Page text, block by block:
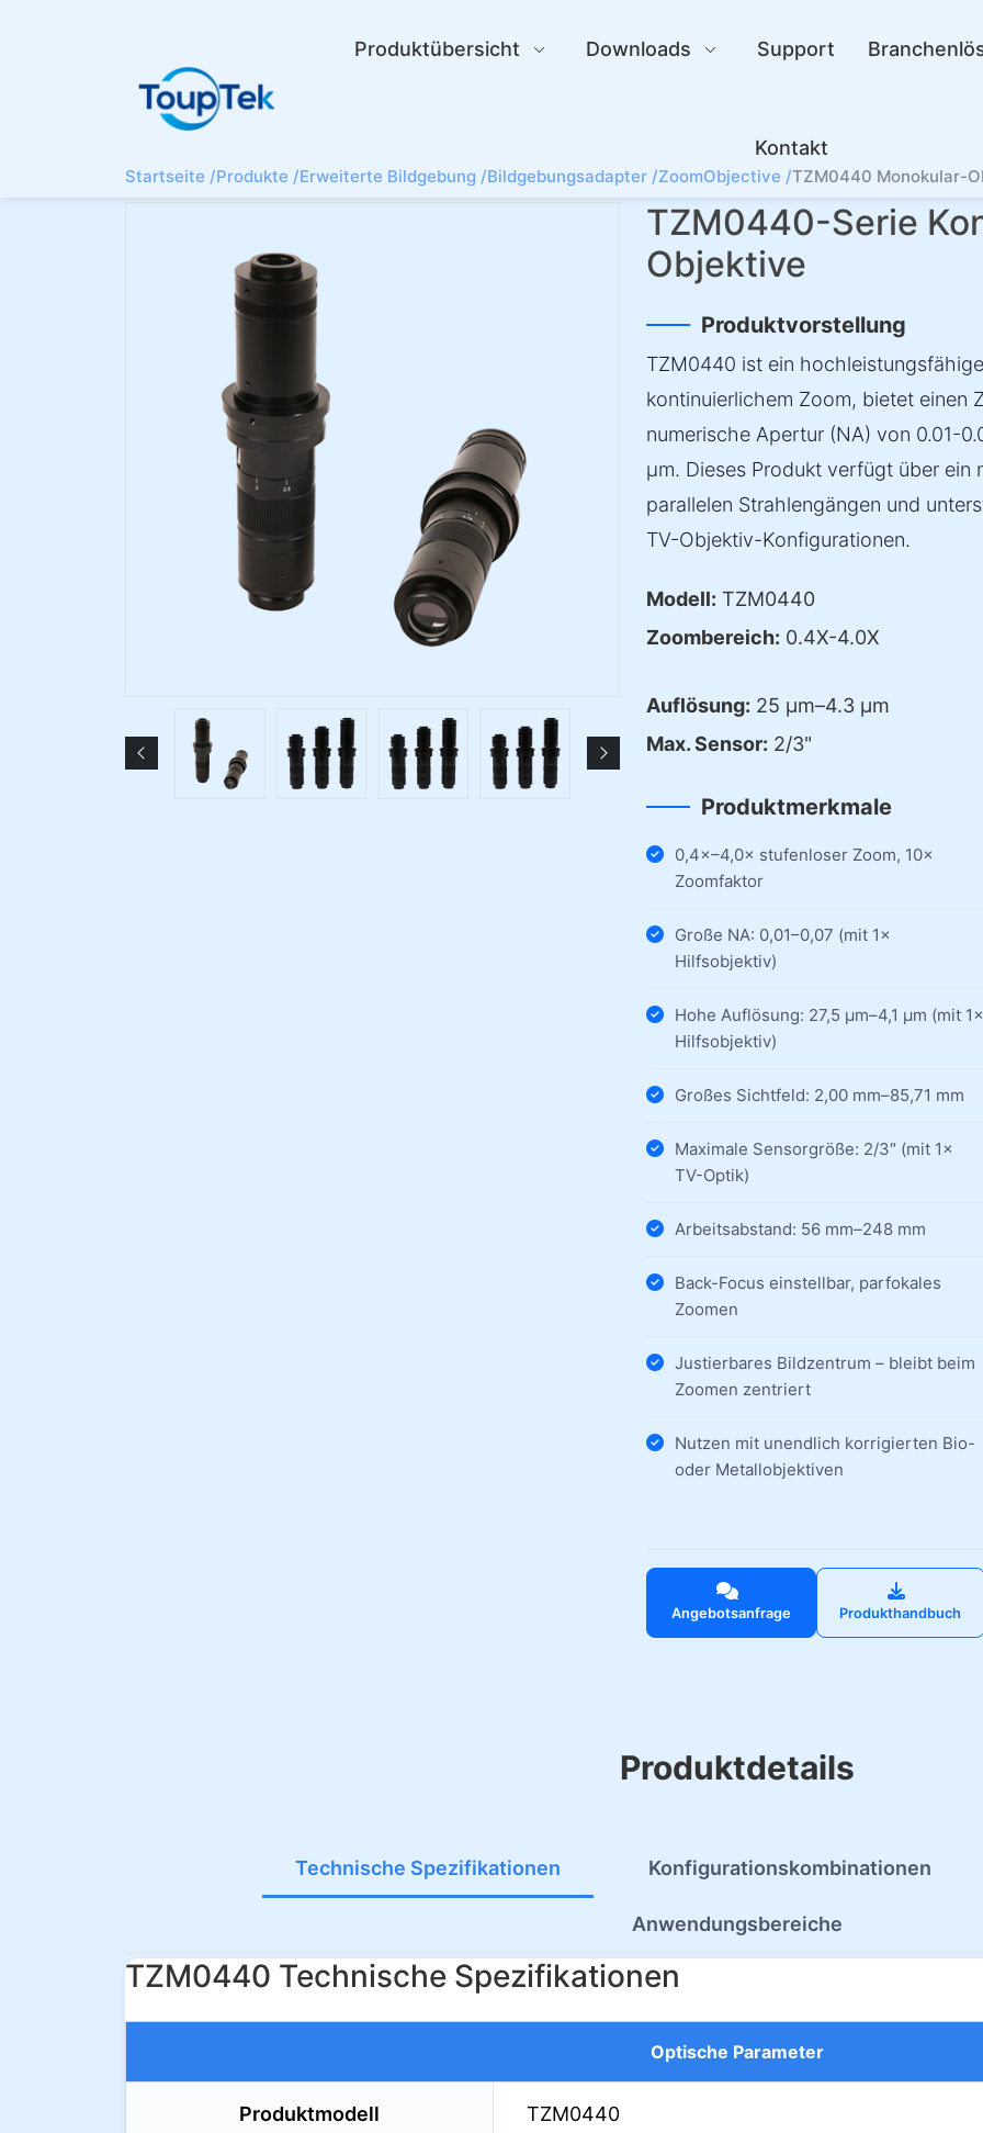
Produktübersicht Downloads Support
Kontakt
Startseite /Produkte /Erweiterte Bildgebung /Bildgebungsadapter /ZoomObjective /TZM0440 Monokular-
TZM0440-Serie
Objektive
Produktvorstellung
TZM0440 ist ein
kontinuierlichem Zoom, bietet einen
numerische Apertur (NA) von 0.01-
µm. Dieses Produkt verfügt über ein
parallelen Strahlengängen und
TV-Objektiv-Konfigurationen.
Modell: TZM0440
Zoombereich: 0.4X-4.0X
Auflösung: 25 µm–4.3 µm
Max. Sensor: 2/3"
Produktmerkmale
0,4×–4,0× stufenloser Zoom, 10×
Zoomfaktor
Große NA: 0,01–0,07 (mit 1×
Hilfsobjektiv)
Hohe Auflösung: 27,5 µm–4,1 µm (mit 1×
Hilfsobjektiv)
Großes Sichtfeld: 2,00 mm–85,71 mm
Maximale Sensorgröße: 2/3″ (mit 1×
TV-Optik)
Arbeitsabstand: 56 mm–248 mm
Back-Focus einstellbar, parfokales
Zoomen
Justierbares Bildzentrum – bleibt beim
Zoomen zentriert
Nutzen mit unendlich korrigierten Bio-
oder Metallobjektiven
Angebotsanfrage Produkthandbuch
Produktdetails
Technische Spezifikationen Konfigurationskombinationen
Anwendungsbereiche
TZM0440 Technische Spezifikationen
Optische Parameter
Produktmodell TZM0440